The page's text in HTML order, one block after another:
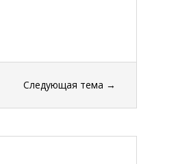
Следующая тема →